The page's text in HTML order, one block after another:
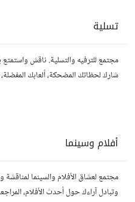
تسلية
مجتمع للترفيه والتسلية. ناقش واستمتع
شارك لحظاتك المضحكة، ألعابك
أفلام وسينما
مجتمع لعشاق الأفلام والسينما
وتبادل آراءك حول أحدث الأفلام،